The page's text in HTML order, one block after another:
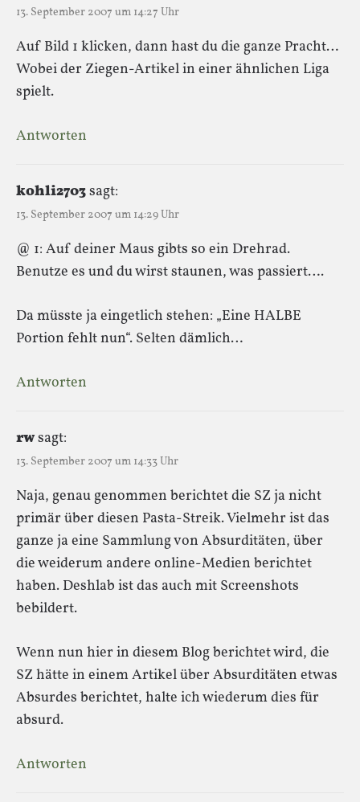
13. September 2007 um 14:27 Uhr
Auf Bild 1 klicken, dann hast du die ganze Pracht…
Wobei der Ziegen-Artikel in einer ähnlichen Liga
spielt.
Antworten
kohli2703sagt:
13. September 2007 um 14:29 Uhr
@ 1: Auf deiner Maus gibts so ein Drehrad.
Benutze es und du wirst staunen, was passiert….
Da müsste ja eingetlich stehen: „Eine HALBE
Portion fehlt nun“. Selten dämlich…
Antworten
rwsagt:
13. September 2007 um 14:33 Uhr
Naja, genau genommen berichtet die SZ ja nicht
primär über diesen Pasta-Streik. Vielmehr ist das
ganze ja eine Sammlung von Absurditäten, über
die weiderum andere online-Medien berichtet
haben. Deshlab ist das auch mit Screenshots
bebildert.
Wenn nun hier in diesem Blog berichtet wird, die
SZ hätte in einem Artikel über Absurditäten etwas
Absurdes berichtet, halte ich wiederum dies für
absurd.
Antworten